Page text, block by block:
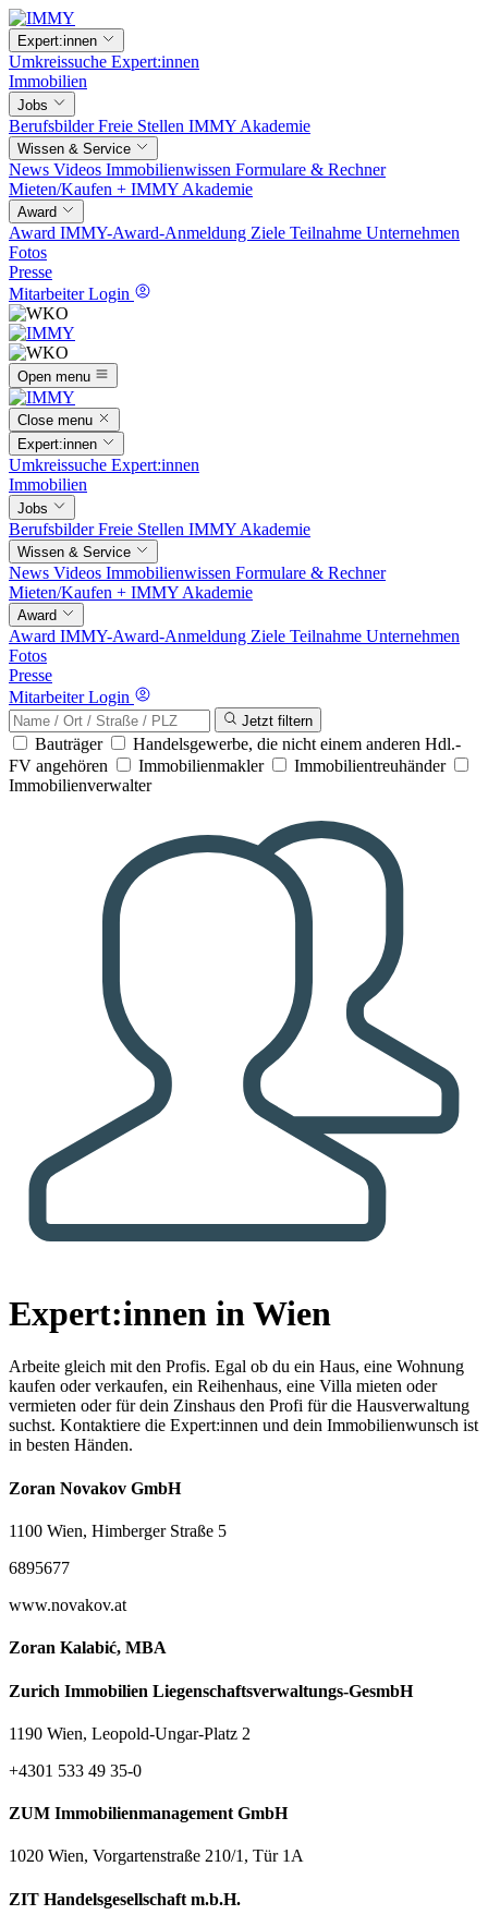
Expert:innen
Umkreissuche Expert:innen
Immobilien
Jobs
BerufsbilderFreie Stellen IMMY Akademie
Wissen & Service
News Videos Immobilienwissen Formulare & Rechner
Mieten/Kaufen + IMMY Akademie
Award
Award IMMY-Award-Anmeldung Ziele Teilnahme Unternehmen
Fotos
Presse
Mitarbeiter Login
Open menu
Close menu
Expert:innen
Umkreissuche Expert:innen
Immobilien
Jobs
BerufsbilderFreie Stellen IMMY Akademie
Wissen & Service
News Videos Immobilienwissen Formulare & Rechner
Mieten/Kaufen + IMMY Akademie
Award
Award IMMY-Award-Anmeldung Ziele Teilnahme Unternehmen
Fotos
Presse
Mitarbeiter Login
Jetzt filtern
Bauträger
Handelsgewerbe, die nicht einem anderen Hdl.-
FV angehören
Immobilienmakler
Immobilientreuhänder
Immobilienverwalter
Expert:innen in Wien
Arbeite gleich mit den Profis. Egal ob du ein Haus, eine Wohnung
kaufen oder verkaufen, ein Reihenhaus, eine Villa mieten oder
vermieten oder für dein Zinshaus den Profi für die Hausverwaltung
suchst. Kontaktiere die Expert:innen und dein Immobilienwunsch ist
in besten Händen.
Zoran Novakov GmbH
1100 Wien, Himberger Straße 5
6895677
www.novakov.at
Zoran Kalabić, MBA
Zurich Immobilien Liegenschaftsverwaltungs-GesmbH
1190 Wien, Leopold-Ungar-Platz 2
+4301 533 49 35-0
ZUM Immobilienmanagement GmbH
1020 Wien, Vorgartenstraße 210/1, Tür 1A
ZIT Handelsgesellschaft m.b.H.